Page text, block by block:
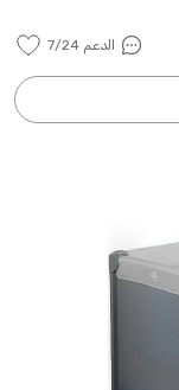
الدعم 7/24